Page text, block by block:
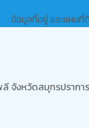
ข้อมูลที่อยู่ และแผนที่
จังหวัดสมุทรปรากา